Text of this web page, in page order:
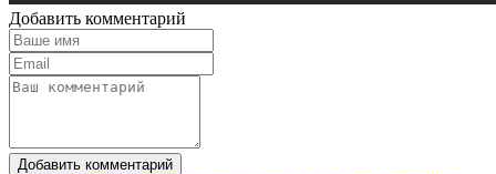
Добавить комментарий
Добавить комментарий